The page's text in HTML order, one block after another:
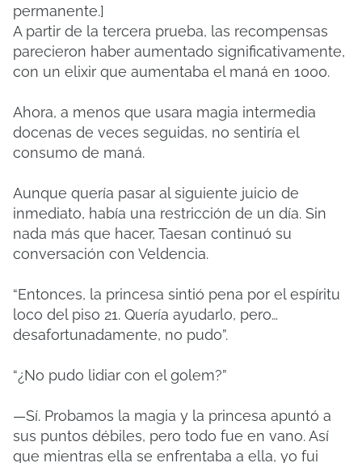
permanente.]
A partir de la tercera prueba, las recompensas
parecieron haber aumentado significativamente,
con un elixir que aumentaba el maná en 1000.
Ahora, a menos que usara magia intermedia
docenas de veces seguidas, no sentiría el
consumo de maná.
Aunque quería pasar al siguiente juicio de
inmediato, había una restricción de un día. Sin
nada más que hacer, Taesan continuó su
conversación con Veldencia.
“Entonces, la princesa sintió pena por el espíritu
loco del piso 21. Quería ayudarlo, pero…
desafortunadamente, no pudo”.
“¿No pudo lidiar con el golem?”
—Sí. Probamos la magia y la princesa apuntó a
sus puntos débiles, pero todo fue en vano. Así
que mientras ella se enfrentaba a ella, yo fui